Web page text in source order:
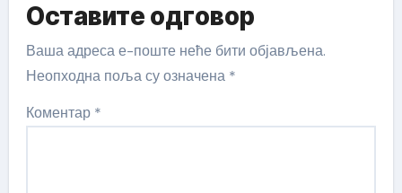
Оставите одговор
Ваша адреса е-поште неће бити објављена.
Неопходна поља су означена *
Коментар *